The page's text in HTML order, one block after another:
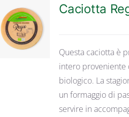
DETTAGLI
Caciotta
Questa caciotta è
intero proveniente
biologico. La
un formaggio di
servire in